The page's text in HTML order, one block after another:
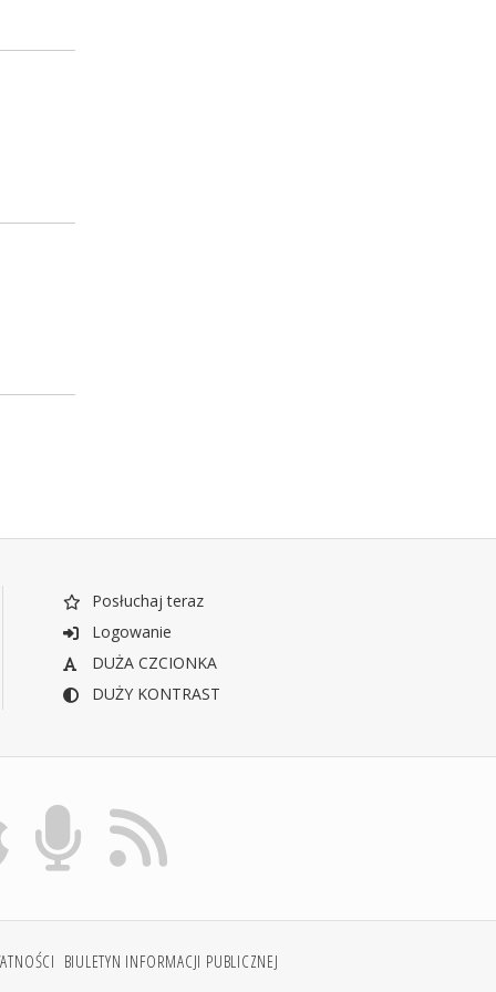
Posłuchaj teraz
Logowanie
DUŻA CZCIONKA
DUŻY KONTRAST
BIULETYN INFORMACJI PUBLICZNEJ